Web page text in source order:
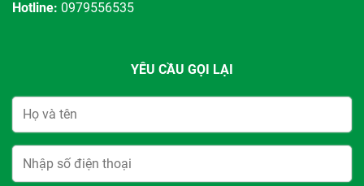
Hotline: 0979556535
YÊU CẦU GỌI LẠI